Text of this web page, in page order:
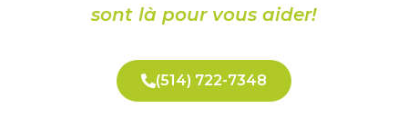
sont là pour vous aider!
(514) 722-7348